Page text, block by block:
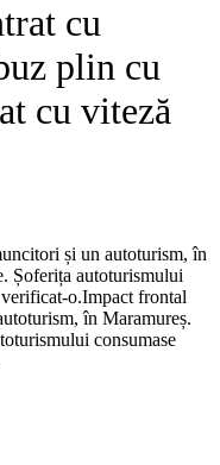
cu
plin cu
cu viteză
și un autoturism, în
Șoferița autoturismului
o.​Impact frontal
în Maramureș.
consumase